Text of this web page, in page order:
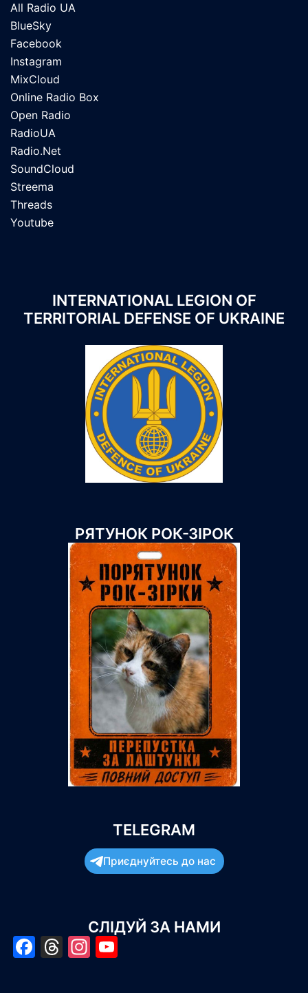
All Radio UA
BlueSky
Facebook
Instagram
MixCloud
Online Radio Box
Open Radio
RadioUA
Radio.Net
SoundCloud
Streema
Threads
Youtube
INTERNATIONAL LEGION OF
TERRITORIAL DEFENSE OF UKRAINE
РЯТУНОК РОК-ЗІРОК
TELEGRAM
Приєднуйтесь до нас
СЛІДУЙ ЗА НАМИ
Facebook
Threads
Instagram